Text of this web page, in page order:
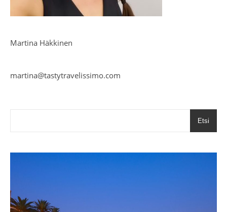
Martina Häkkinen
martina@tastytravelissimo.com
Etsi